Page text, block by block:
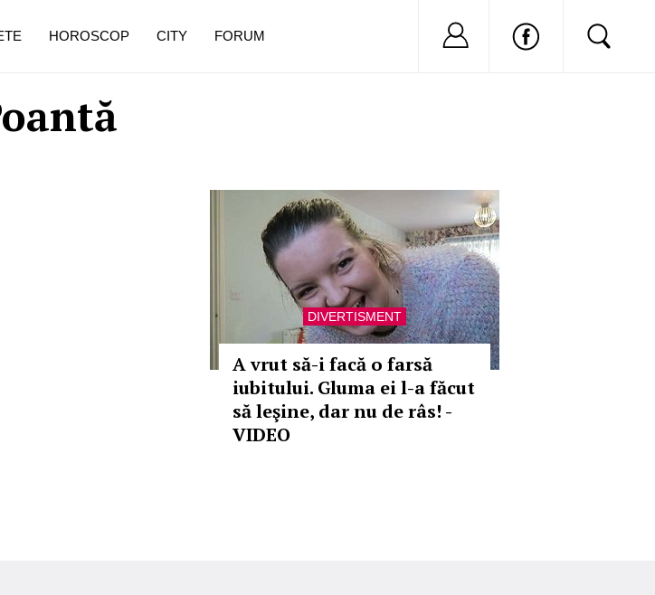
DIVERTISMENT
A vrut să-i facă o farsă
iubitului. Gluma ei l-a făcut
să leşine, dar nu de râs! -
VIDEO
HOROSCOP CITY FORUM Nu ai cont?
măsură ce înaintezi în vârstă